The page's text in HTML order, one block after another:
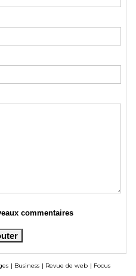
commentaires
| Business | Revue de web | Focus